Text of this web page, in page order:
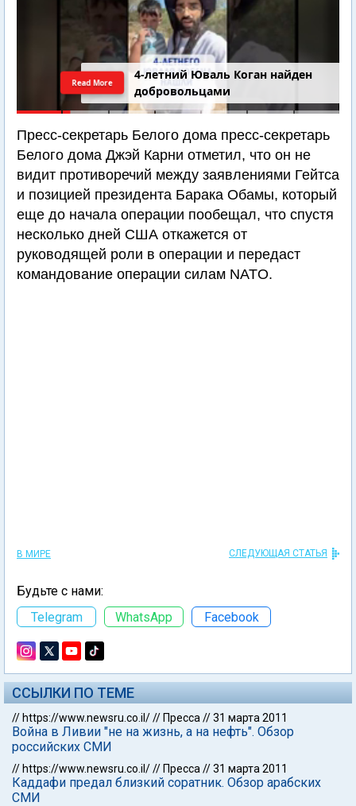
4-летний Юваль Коган найден
добровольцами
Read More
Пресс-секретарь Белого дома пресс-секретарь
Белого дома Джэй Карни отметил, что он не
видит противоречий между заявлениями Гейтса
и позицией президента Барака Обамы, который
еще до начала операции пообещал, что спустя
несколько дней США откажется от
руководящей роли в операции и передаст
командование операции силам NATO.
В МИРЕ СЛЕДУЮЩАЯ СТАТЬЯ
Будьте с нами:
Telegram
WhatsApp Facebook
ССЫЛКИ ПО ТЕМЕ
// https://www.newsru.co.il/// Пресса //31 марта 2011
Война в Ливии "не на жизнь, а на нефть". Обзор
российских СМИ
// https://www.newsru.co.il/// Пресса //31 марта 2011
Каддафи предал близкий соратник. Обзор арабских
СМИ